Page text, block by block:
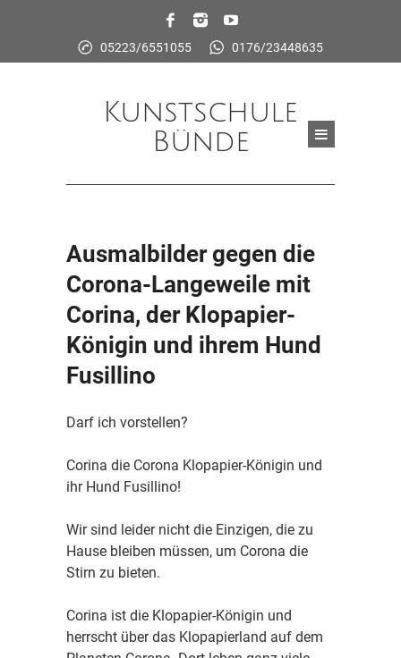
05223/6551055 0176/23448635
Kunstschule
Bünde
Ausmalbilder gegen die
Corona-Langeweile mit
Corina, der Klopapier-
Königin und ihrem Hund
Fusillino
Darf ich vorstellen?
Corina die Corona Klopapier-Königin und
ihr Hund Fusillino!
Wir sind leider nicht die Einzigen, die zu
Hause bleiben müssen, um Corona die
Stirn zu bieten.
Corina ist die Klopapier-Königin und
herrscht über das Klopapierland auf dem